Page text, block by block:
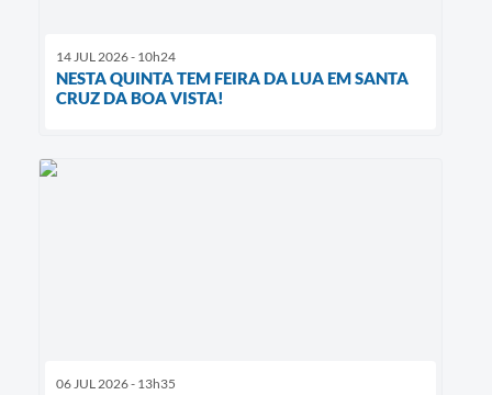
14 JUL 2026 - 10h24
NESTA QUINTA TEM FEIRA DA LUA EM SANTA
CRUZ DA BOA VISTA!
06 JUL 2026 - 13h35